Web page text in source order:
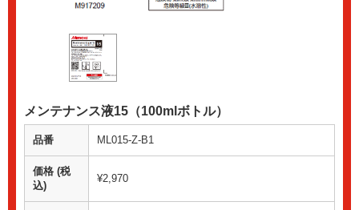
メンテナンス液15（100mlボトル）
品番 ML015-Z-B1
価格 (税
込)
¥2,970